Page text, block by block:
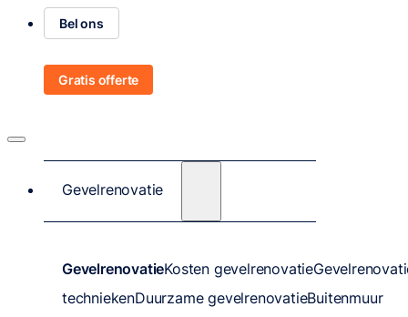
Bel ons
Gratis offerte
Gevelrenovatie
GevelrenovatieKosten gevelrenovatie
techniekenDuurzame gevelrenovatieBuitenmuur